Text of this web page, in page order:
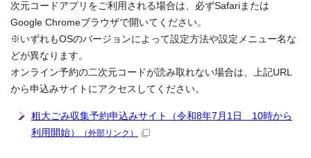
次元コードアプリをご利用される場合は、必ずSafariまたは
Google Chromeブラウザで開いてください。
※いずれもOSのバージョンによって設定方法や設定メニュー名な
どが異なります。
オンライン予約の二次元コードが読み取れない場合は、上記URL
から申込みサイトにアクセスしてください。
粗大ごみ収集予約申込みサイト（令和8年7月1日 10時から
利用開始）
（外部リンク）